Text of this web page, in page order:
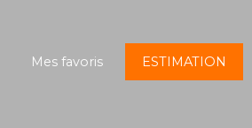
Mes favoris ESTIMATION